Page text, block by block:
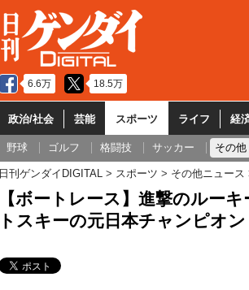
6.6万 18.5万
政治/社会 芸能 スポーツ ライフ 経
野球 ゴルフ 格闘技 サッカー その他
日刊ゲンダイDIGITAL スポーツ その他ニュース
【ボートレース】進撃のルー
トスキーの元日本チャンピオン